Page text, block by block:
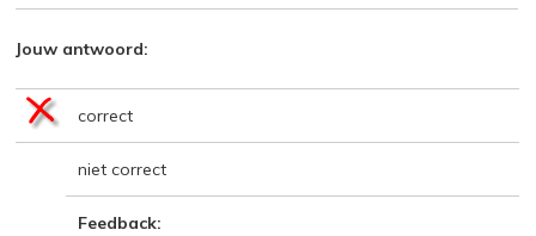
Jouw antwoord:
correct
niet correct
Feedback: